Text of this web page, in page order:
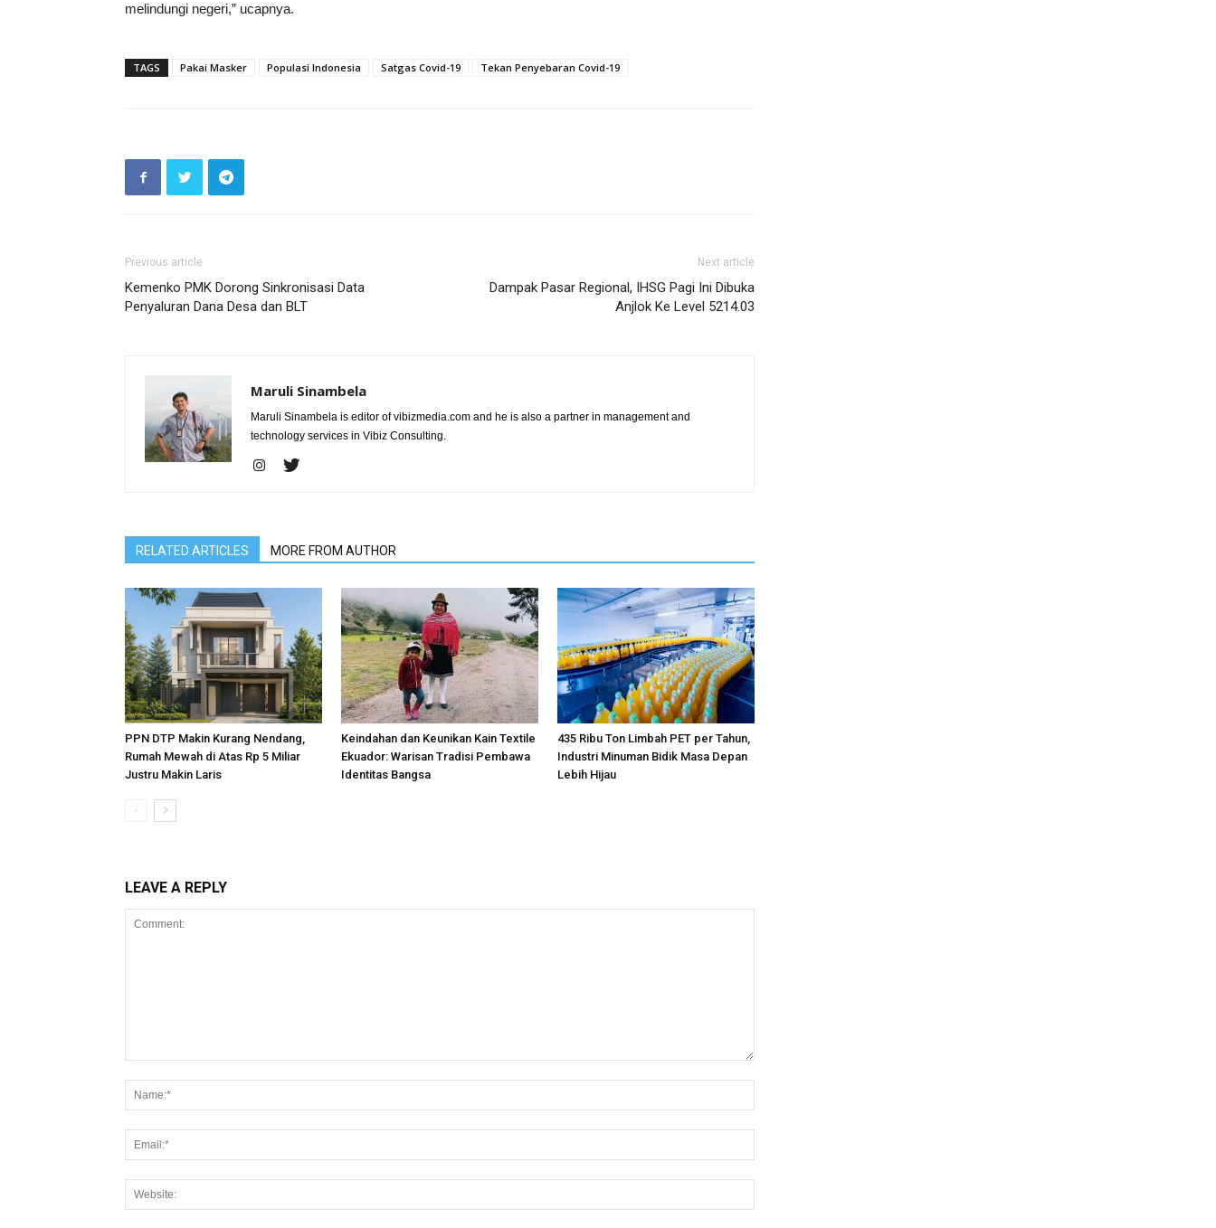
melindungi negeri,” ucapnya.
TAGS Pakai Masker Populasi Indonesia Satgas Covid-19 Tekan Penyebaran Covid-19
Previous article
Kemenko PMK Dorong Sinkronisasi Data
Penyaluran Dana Desa dan BLT
Next article
Dampak Pasar Regional, IHSG Pagi Ini Dibuka
Anjlok Ke Level 5214.03
Maruli Sinambela
Maruli Sinambela is editor of vibizmedia.com and he is also a partner in management and
technology services in Vibiz Consulting.
RELATED ARTICLES MORE FROM AUTHOR
PPN DTP Makin Kurang Nendang,
Rumah Mewah di Atas Rp 5 Miliar
Justru Makin Laris
Keindahan dan Keunikan Kain Textile
Ekuador: Warisan Tradisi Pembawa
Identitas Bangsa
435 Ribu Ton Limbah PET per Tahun,
Industri Minuman Bidik Masa Depan
Lebih Hijau
LEAVE A REPLY